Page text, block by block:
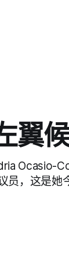
翼
Ocasio-
员，这是她